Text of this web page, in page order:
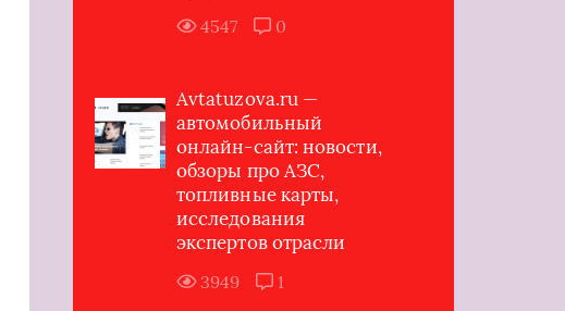
4547 0
Avtatuzova.ru —
автомобильный
онлайн-сайт: новости,
обзоры про АЗС,
топливные карты,
исследования
экспертов отрасли
3949 1